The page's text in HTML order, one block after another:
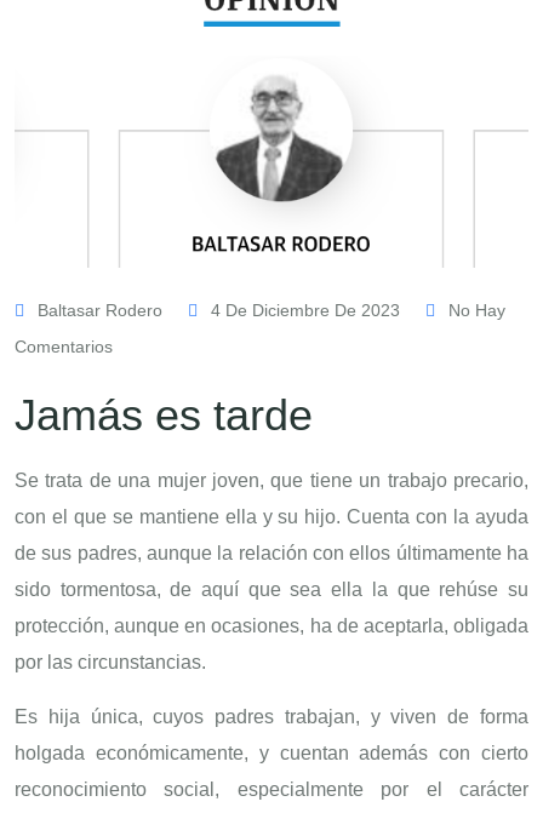
Baltasar Rodero 4 De Diciembre De 2023
No Hay
Comentarios
Jamás es tarde
Se trata de una mujer joven, que tiene un trabajo precario,
con el que se mantiene ella y su hijo. Cuenta con la ayuda
de sus padres, aunque la relación con ellos últimamente ha
sido tormentosa, de aquí que sea ella la que rehúse su
protección, aunque en ocasiones, ha de aceptarla, obligada
por las circunstancias.
Es hija única, cuyos padres trabajan, y viven de forma
holgada económicamente, y cuentan además con cierto
reconocimiento social, especialmente por el carácter